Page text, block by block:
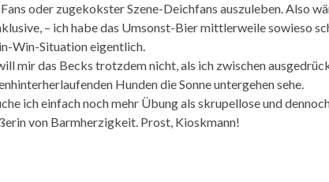
oder zugekokster Szene-Deichfans auszuleben. Also
– ich habe das Umsonst-Bier mittlerweile sowieso
Win-Situation eigentlich.
mir das Becks trotzdem nicht, als ich zwischen
Hunden die Sonne untergehen sehe.
ich einfach noch mehr Übung als skrupellose und
von Barmherzigkeit. Prost, Kioskmann!